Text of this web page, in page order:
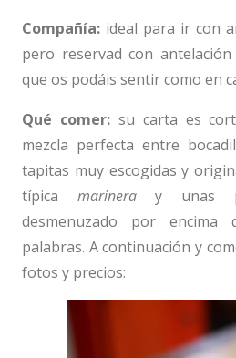
Compañía: ideal para ir con
pero reservad con
que os podáis sentir como en
Qué comer:su carta es
mezcla perfecta entre
tapitas muy escogidas y
típica marineray unas
desmenuzado por
palabras. A continuación y
fotos y precios: